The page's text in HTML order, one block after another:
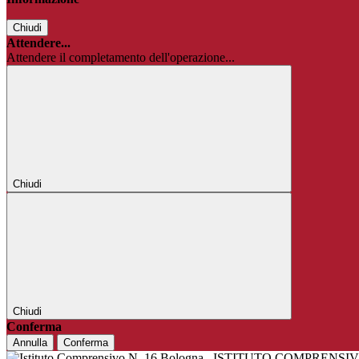
Chiudi
Attendere...
Attendere il completamento dell'operazione...
Chiudi
Chiudi
Conferma
Annulla Conferma